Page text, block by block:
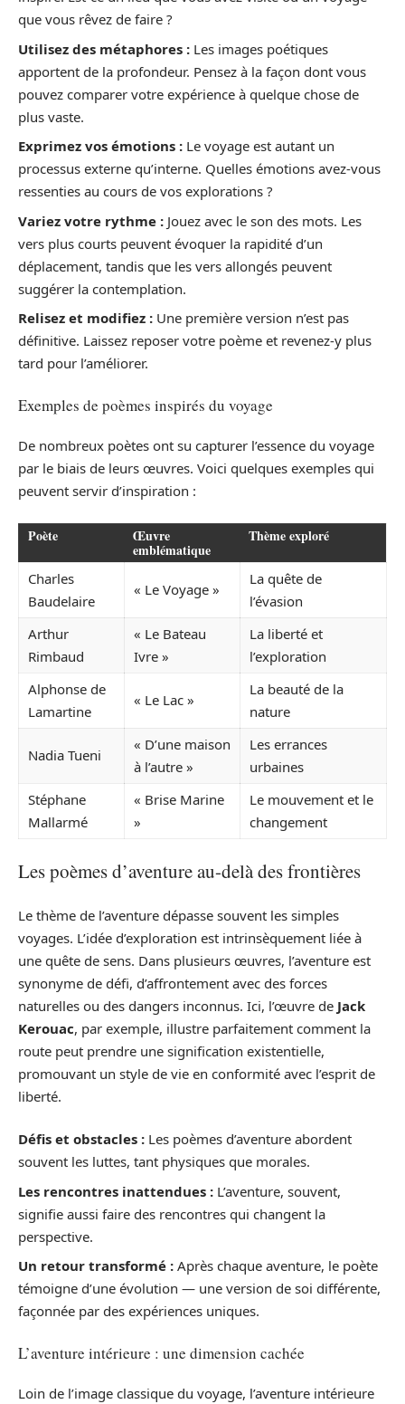
que vous rêvez de faire ?
Utilisez des métaphores : Les images poétiques
apportent de la profondeur. Pensez à la façon dont vous
pouvez comparer votre expérience à quelque chose de
plus vaste.
Exprimez vos émotions : Le voyage est autant un
processus externe qu’interne. Quelles émotions avez-vous
ressenties au cours de vos explorations ?
Variez votre rythme : Jouez avec le son des mots. Les
vers plus courts peuvent évoquer la rapidité d’un
déplacement, tandis que les vers allongés peuvent
suggérer la contemplation.
Relisez et modifiez : Une première version n’est pas
définitive. Laissez reposer votre poème et revenez-y plus
tard pour l’améliorer.
Exemples de poèmes inspirés du voyage
De nombreux poètes ont su capturer l’essence du voyage
par le biais de leurs œuvres. Voici quelques exemples qui
peuvent servir d’inspiration :
Poète Œuvre
emblématique
Thème exploré
Charles
Baudelaire
« Le Voyage »
La quête de
l’évasion
Arthur
Rimbaud
« Le Bateau
Ivre »
La liberté et
l’exploration
Alphonse de
Lamartine
« Le Lac »
La beauté de la
nature
Nadia Tueni
« D’une maison
à l’autre »
Les errances
urbaines
Stéphane
Mallarmé
« Brise Marine
»
Le mouvement et le
changement
Les poèmes d’aventure au-delà des frontières
Le thème de l’aventure dépasse souvent les simples
voyages. L’idée d’exploration est intrinsèquement liée à
une quête de sens. Dans plusieurs œuvres, l’aventure est
synonyme de défi, d’affrontement avec des forces
naturelles ou des dangers inconnus. Ici, l’œuvre de Jack
Kerouac, par exemple, illustre parfaitement comment la
route peut prendre une signification existentielle,
promouvant un style de vie en conformité avec l’esprit de
liberté.
Défis et obstacles : Les poèmes d’aventure abordent
souvent les luttes, tant physiques que morales.
Les rencontres inattendues : L’aventure, souvent,
signifie aussi faire des rencontres qui changent la
perspective.
Un retour transformé : Après chaque aventure, le poète
témoigne d’une évolution — une version de soi différente,
façonnée par des expériences uniques.
L’aventure intérieure : une dimension cachée
Loin de l’image classique du voyage, l’aventure intérieure